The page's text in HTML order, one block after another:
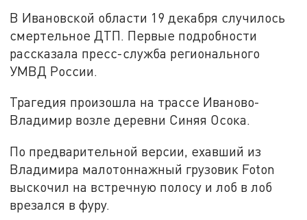
В Ивановской области 19 декабря случилось
смертельное ДТП. Первые подробности
рассказала пресс-служба регионального
УМВД России.
Трагедия произошла на трассе Иваново-
Владимир возле деревни Синяя Осока.
По предварительной версии, ехавший из
Владимира малотоннажный грузовик Foton
выскочил на встречную полосу и лоб в лоб
врезался в фуру.